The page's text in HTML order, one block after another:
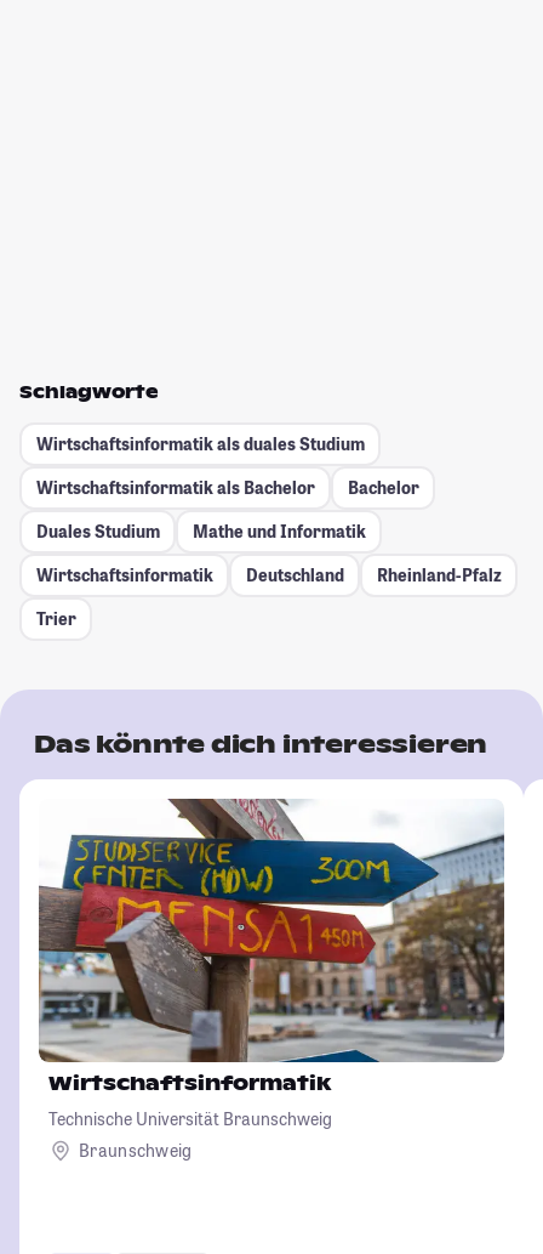
Schlagworte
Wirtschaftsinformatik als duales Studium
Wirtschaftsinformatik als Bachelor
Bachelor
Duales Studium
Mathe und Informatik
Wirtschaftsinformatik
Deutschland
Rheinland-Pfalz
Trier
Das könnte dich interessieren
Wirtschaftsinformatik
Technische Universität Braunschweig
Braunschweig